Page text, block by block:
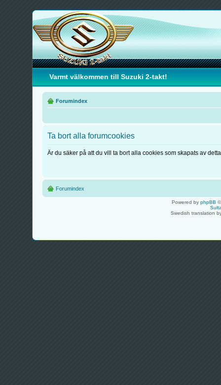
Varmt välkommen till Suzuki 2-takt!
Forumindex
Ta bort alla forumcookies
Är du säker på att du vill ta bort alla cookies som skapats av
Forumindex
Powered by phpBB
Swedish translation